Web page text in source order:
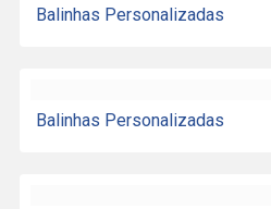
Balinhas Personalizadas
Balinhas Personalizadas